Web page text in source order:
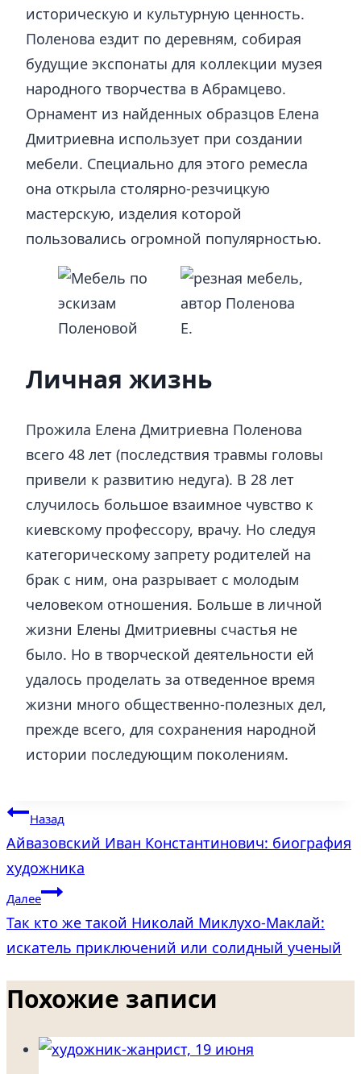
историческую и культурную ценность.
Поленова ездит по деревням, собирая
будущие экспонаты для коллекции музея
народного творчества в Абрамцево.
Орнамент из найденных образцов Елена
Дмитриевна использует при создании
мебели. Специально для этого ремесла
она открыла столярно-резчицкую
мастерскую, изделия которой
пользовались огромной популярностью.
Личная жизнь
Прожила Елена Дмитриевна Поленова
всего 48 лет (последствия травмы головы
привели к развитию недуга). В 28 лет
случилось большое взаимное чувство к
киевскому профессору, врачу. Но следуя
категорическому запрету родителей на
брак с ним, она разрывает с молодым
человеком отношения. Больше в личной
жизни Елены Дмитриевны счастья не
было. Но в творческой деятельности ей
удалось проделать за отведенное время
жизни много общественно-полезных дел,
прежде всего, для сохранения народной
истории последующим поколениям.
Навигация
по
записям
Назад
Айвазовский Иван Константинович: биография
художника
Далее
Так кто же такой Николай Миклухо-Маклай:
искатель приключений или солидный ученый
Похожие записи